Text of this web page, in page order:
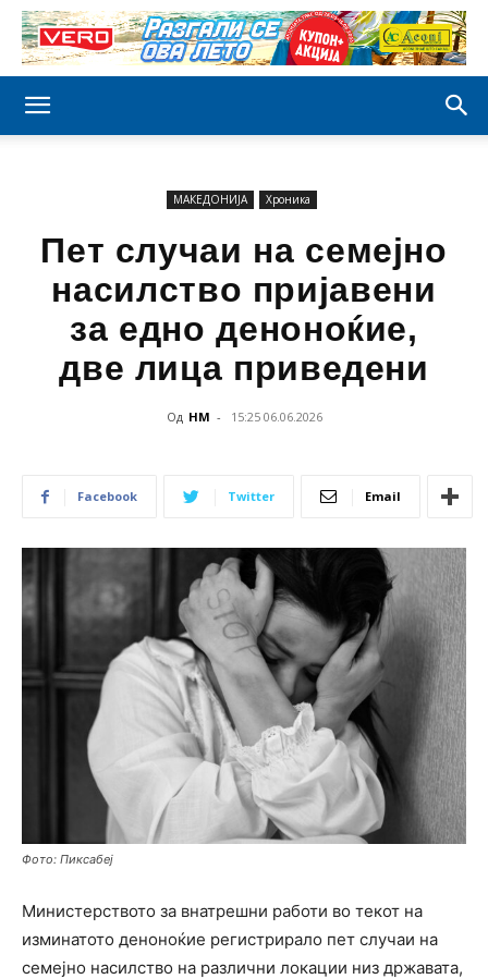
МАКЕДОНИЈА Хроника
Пет случаи на семејно
насилство пријавени
за едно деноноќие,
две лица приведени
Од НМ - 15:25 06.06.2026
Facebook Twitter Email
Фото: Пиксабеј
Министерството за внатрешни работи во текот на
изминатото деноноќие регистрирало пет случаи на
семејно насилство на различни локации низ државата,